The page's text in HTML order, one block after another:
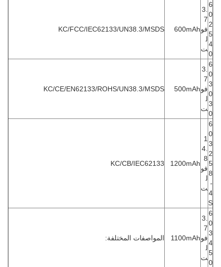
6
0
2
5
4
0
3.
7
فو
ل
ت
600mAh
KC/FCC/IEC62133/UN38.3/MSDS
6
0
3
0
3
0
3.
7
فو
ل
ت
500mAh
KC/CE/EN62133/ROHS/UN38.3/MSDS
6
0
3
2
5
8
-
4
S
1
4.
8
فو
ل
ت
1200mAh
KC/CB/IEC62133
6
0
3
4
5
0
3.
7
فو
ل
ت
1100mAh المواصفات المختلفة: